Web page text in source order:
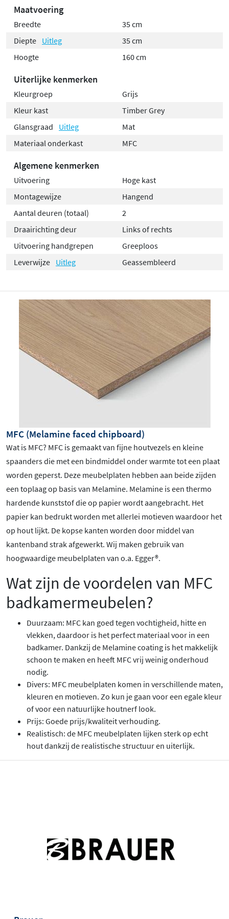
verdelen in
Deuren met
softclose scharnieren
comfortabel en geruisloos gebruik
Links of rechts te plaatsendoor de kast
Inclusief bevestigingsmateriaal
direct te installeren
gebruiksgemak. Ideaal voor het opbergen van
handdoeken, verzorgingsproducten en meer, zonder in
te leveren op uitstraling. Combineer met andere
meubels uit de Adore-serie voor een stijlvol geheel.
Maatvoering
Breedte
35 cm
Diepte Uitleg
35 cm
Hoogte
160 cm
Uiterlijke kenmerken
Kleurgroep
Grijs
Kleur kast
Timber Grey
Glansgraad
Uitleg
Mat
Materiaal onderkast
MFC
Algemene kenmerken
Uitvoering
Hoge kast
Montagewijze
Hangend
Aantal deuren (totaal)
2
Draairichting deur
Links of rechts
Uitvoering handgrepen
Greeploos
Leverwijze Uitleg Geassembleerd
MFC (Melamine faced chipboard)
Wat is MFC? MFC is gemaakt van fijne houtvezels en kleine
spaanders die met een bindmiddel onder warmte tot een plaat
worden geperst. Deze meubelplaten hebben aan beide zijden
een toplaag op basis van Melamine. Melamine is een thermo
hardende kunststof die op papier wordt aangebracht. Het
papier kan bedrukt worden met allerlei motieven waardoor het
op hout lijkt. De kopse kanten worden door middel van
kantenband strak afgewerkt. Wij maken gebruik van
hoogwaardige meubelplaten van o.a. Egger®.
Wat zijn de voordelen van MFC
badkamermeubelen?
Duurzaam: MFC kan goed tegen vochtigheid, hitte en
vlekken, daardoor is het perfect materiaal voor in een
badkamer. Dankzij de Melamine coating is het makkelijk
schoon te maken en heeft MFC vrij weinig onderhoud
nodig.
Divers: MFC meubelplaten komen in verschillende maten,
kleuren en motieven. Zo kun je gaan voor een egale kleur
of voor een natuurlijke houtnerf look.
Prijs: Goede prijs/kwaliteit verhouding.
Realistisch: de MFC meubelplaten lijken sterk op echt
hout dankzij de realistische structuur en uiterlijk.